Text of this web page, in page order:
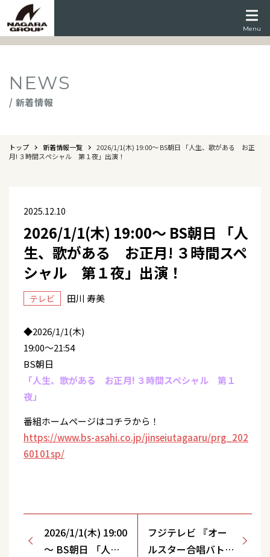
Menu
NEWS
/ 新着情報
トップ 新着情報一覧
2026/1/1(木) 19:00～ BS朝日 「人生、歌がある お正
月! ３時間スペシャル 第１夜」出演！
2025.12.10
2026/1/1(木) 19:00～ BS朝日 「人
生、歌がある お正月! ３時間スペ
シャル 第１夜」出演！
テレビ 田川 寿美
◆2026/1/1(木)
19:00～21:54
BS朝日
「人生、歌がある お正月! ３時間スペシャル 第１
夜」
番組ホームページはコチラから！
https://www.bs-asahi.co.jp/jinseiutagaaru/prg_202
60101sp/
2026/1/1(木) 19:00
～ BS朝日 「人
フジテレビ 『オー
ルスター合唱バト